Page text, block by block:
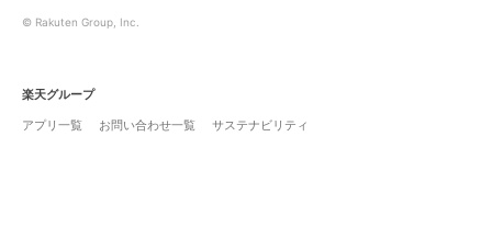
© Rakuten Group, Inc.
楽天グループ
アプリ一覧
お問い合わせ一覧 サステナビリティ